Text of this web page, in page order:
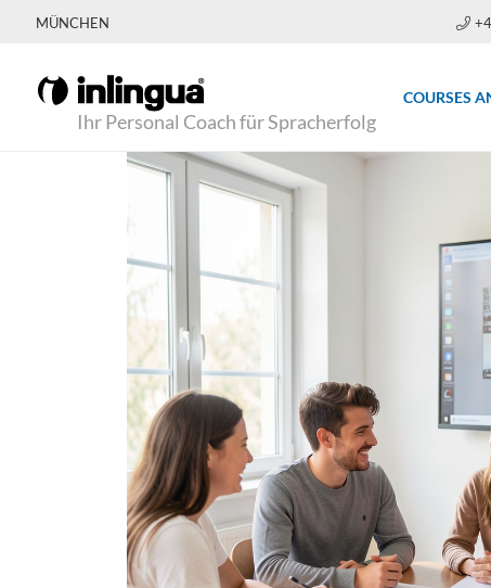
MÜNCHEN
Ihr Personal Coach für Spracherfolg
COURSES